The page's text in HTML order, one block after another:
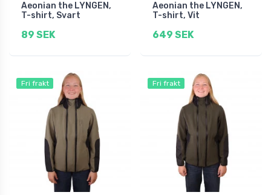
Aeonian the LYNGEN,
T-shirt, Svart
89 SEK
Aeonian the LYNGEN,
T-shirt, Vit
649 SEK
Fri frakt Fri frakt